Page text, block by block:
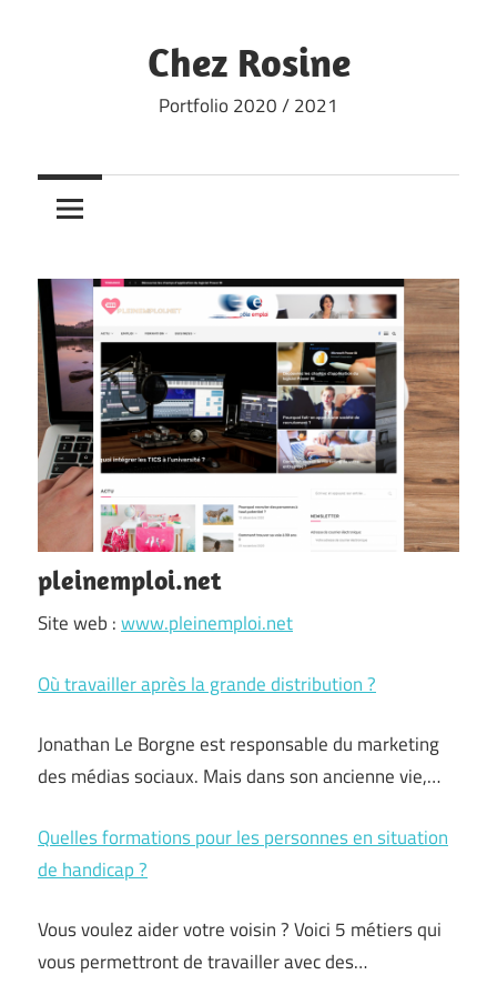
Chez Rosine
Portfolio 2020 / 2021
pleinemploi.net
Site web :www.pleinemploi.net
Où travailler après la grande distribution ?
Jonathan Le Borgne est responsable du marketing
des médias sociaux. Mais dans son ancienne vie,…
Quelles formations pour les personnes en situation
de handicap ?
Vous voulez aider votre voisin ? Voici 5 métiers qui
vous permettront de travailler avec des…